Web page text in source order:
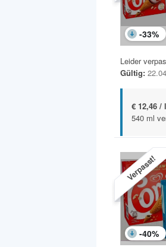
-33%
Leider
Gültig:
€ 12,46 /
540 ml
Verpasst!
-40%